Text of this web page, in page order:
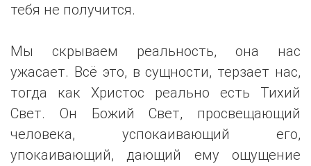
тебя не получится.
Мы скрываем реальность, она нас
ужасает. Всё это, в сущности, терзает нас,
тогда как Христос реально есть Тихий
Свет. Он Божий Свет, просвещающий
человека, успокаивающий его,
упокаивающий, дающий ему ощущение